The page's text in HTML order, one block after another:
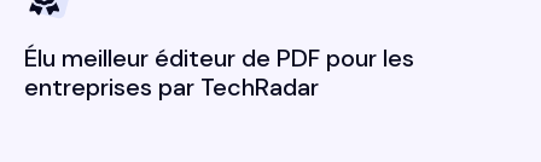
Élu meilleur éditeur de PDF pour les
entreprises par TechRadar